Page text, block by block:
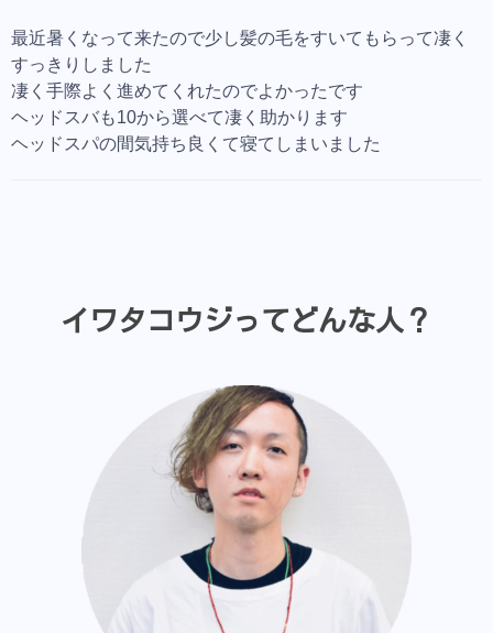
最近暑くなって来たので少し髪の毛をすいてもらって凄く
すっきりしました
凄く手際よく進めてくれたのでよかったです
ヘッドスバも10から選べて凄く助かります
ヘッドスパの間気持ち良くて寝てしまいました
イワタコウジってどんな人？